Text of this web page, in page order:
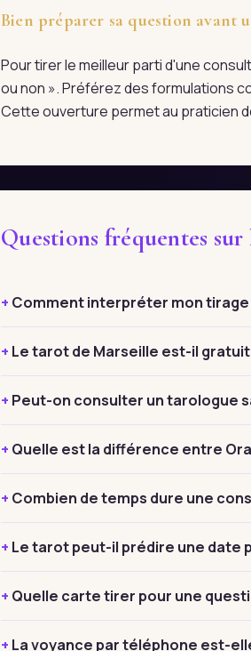
Bien préparer sa question avant
Pour tirer le meilleur parti d'une
ou non ». Préférez des formulations
Cette ouverture permet au praticien
Questions fréquentes
Comment interpréter mon
Le tarot de Marseille est-il gratuit
Peut-on consulter un tarologue
Quelle est la différence entre
Combien de temps dure une
Le tarot peut-il prédire une date
Quelle carte tirer pour une
La voyance par téléphone est-